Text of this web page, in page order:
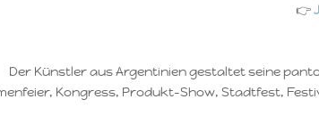
👉
Der Künstler aus Argentinien gestaltet seine
Kongress, Produkt-Show, Stadtfest,